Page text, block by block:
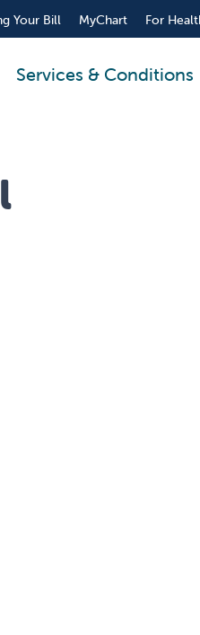
Your Bill MyChart For
Services & Conditions